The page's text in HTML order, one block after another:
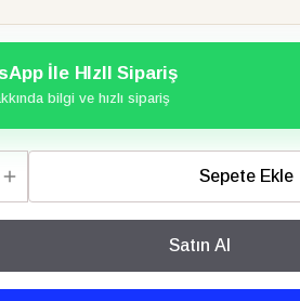
İle HIzlI Sipariş
bilgi ve hızlı sipariş
Sepete Ekle
Satın Al